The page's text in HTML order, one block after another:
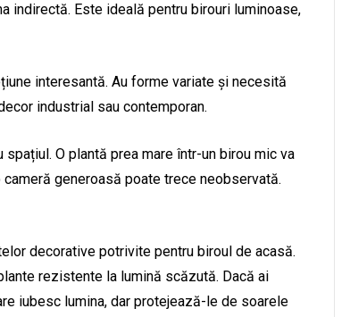
indirectă. Este ideală pentru birouri luminoase,
interesantă. Au forme variate și necesită
industrial sau contemporan.
O plantă prea mare într-un birou mic va
generoasă poate trece neobservată.
decorative potrivite pentru biroul de acasă.
rezistente la lumină scăzută. Dacă ai
iubesc lumina, dar protejează-le de soarele